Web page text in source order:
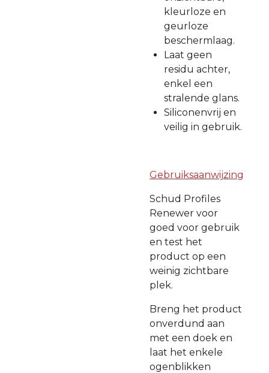
kleurloze en
geurloze
beschermlaag.
Laat geen
residu achter,
enkel een
stralende glans.
Siliconenvrij en
veilig in gebruik.
Gebruiksaanwijzing
Schud Profiles
Renewer voor
goed voor gebruik
en test het
product op een
weinig zichtbare
plek.
Breng het product
onverdund aan
met een doek en
laat het enkele
ogenblikken